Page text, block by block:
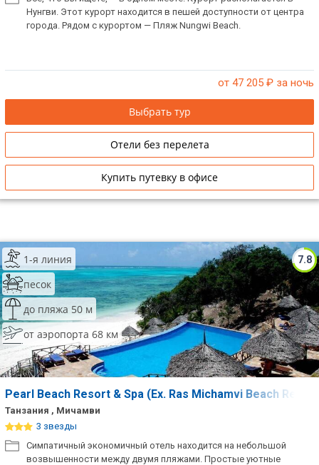
Нунгви. Этот курорт находится в пешей доступности от центра
города. Рядом с курортом — Пляж Nungwi Beach.
от 47 205 ₽ за ночь
Выбрать тур
Отели без перелета
Купить путевку в офисе
7.8
1-я линия
песок
до пляжа 50 м
от аэропорта 68 км
Pearl Beach Resort & Spa (Ex. Ras Michamvi Beach
Танзания , Мичамви
3 звезды
Симпатичный экономичный отель находится на небольшой
возвышенности между двумя пляжами. Простые уютные